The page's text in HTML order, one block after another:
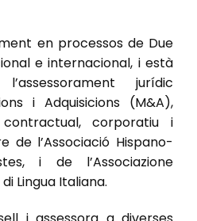
en processos de Due
e internacional, i està
jurídic
i Adquisicions (M&A),
corporatiu i
de l’Associació Hispano-
i de l’Associazione
Lingua Italiana.